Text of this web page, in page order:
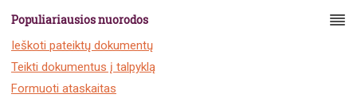
Populiariausios nuorodos
Ieškoti pateiktų dokumentų
Teikti dokumentus į talpyklą
Formuoti ataskaitas